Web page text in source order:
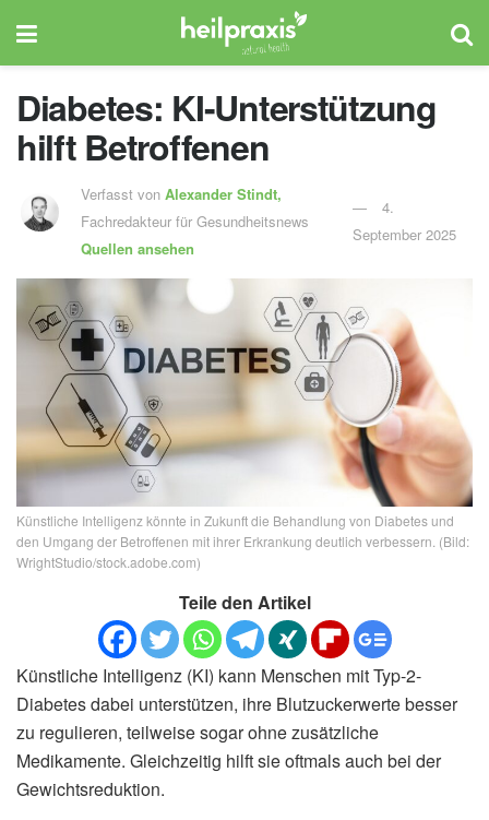
Diabetes: KI-Unterstützung
hilft Betroffenen
Verfasst vonAlexander Stindt,
Fachredakteur für Gesundheitsnews
Quellen ansehen
4.
September 2025
Künstliche Intelligenz könnte in Zukunft die Behandlung von Diabetes und
den Umgang der Betroffenen mit ihrer Erkrankung deutlich verbessern. (Bild:
WrightStudio/stock.adobe.com)
Teile den Artikel
Künstliche Intelligenz (KI) kann Menschen mit Typ-2-
Diabetes dabei unterstützen, ihre Blutzuckerwerte besser
zu regulieren, teilweise sogar ohne zusätzliche
Medikamente. Gleichzeitig hilft sie oftmals auch bei der
Gewichtsreduktion.